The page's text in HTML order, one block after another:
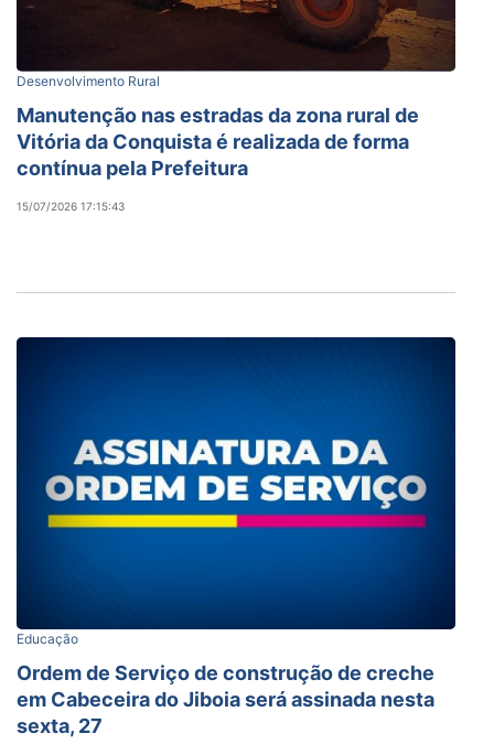
Desenvolvimento Rural
Manutenção nas estradas da zona rural de
Vitória da Conquista é realizada de forma
contínua pela Prefeitura
15/07/2026 17:15:43
Educação
Ordem de Serviço de construção de creche
em Cabeceira do Jiboia será assinada nesta
sexta, 27